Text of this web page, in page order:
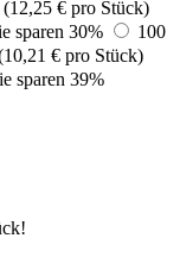
€ pro Stück)
sparen 30%
100
€ pro Stück)
sparen 39%